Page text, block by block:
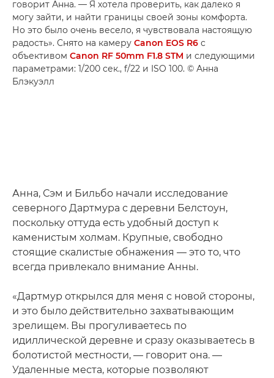
говорит Анна. — Я хотела проверить, как далеко я
могу зайти, и найти границы своей зоны комфорта.
Но это было очень весело, я чувствовала настоящую
радость». Снято на камеру Canon EOS R6 с
объективом Canon RF 50mm F1.8 STM и следующими
параметрами: 1/200 сек., f/22 и ISO 100. © Анна
Блэкуэлл
Анна, Сэм и Бильбо начали исследование
северного Дартмура с деревни Белстоун,
поскольку оттуда есть удобный доступ к
каменистым холмам. Крупные, свободно
стоящие скалистые обнажения — это то, что
всегда привлекало внимание Анны.
«Дартмур открылся для меня с новой стороны,
и это было действительно захватывающим
зрелищем. Вы прогуливаетесь по
идиллической деревне и сразу оказываетесь в
болотистой местности, — говорит она. —
Удаленные места, которые позволяют